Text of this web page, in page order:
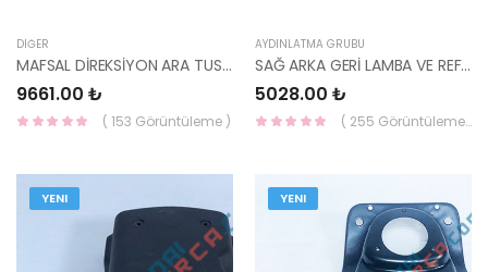
DIĞER
MAFSAL DİREKSİYON ARA TUSCON 04> 56400-2E000-HMC
9661.00 ₺
( 153 Görüntüleme )
AYDINLATMA GRUBU
SAĞ ARKA GERİ LAMBA VE REFLEKTÖR İ20 2015- 92406-C8000-HMC
5028.00 ₺
( 255 Görüntüleme )
YENI YENI